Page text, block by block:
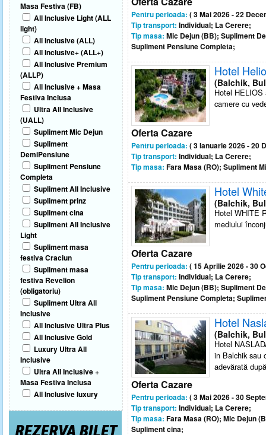
Masa Festiva (FB)
All Inclusive Light (ALL
light)
All Inclusive (ALL)
All Inclusive+ (ALL+)
All Inclusive Premium
(ALLP)
All Inclusive + Masa
Festiva Inclusa
Ultra All Inclusive
(UALL)
Supliment Mic Dejun
Supliment
DemiPensiune
Supliment Pensiune
Completa
Supliment All Inclusive
Supliment prinz
Supliment cina
Supliment All Inclusive
Light
Supliment masa
festiva Craciun
Supliment masa
festiva Revelion
(obligatoriu)
Supliment Ultra All
Inclusive
All Inclusive Ultra Plus
All Inclusive Gold
Luxury Ultra All
Inclusive
Ultra All Inclusive +
Masa Festiva Inclusa
All Inclusive luxury
Pentru perioada: ( 3 Mai 2026 - 22
Tip transport: Individual; La Cerere;
Tip masa: Mic Dejun (BB); Supliment
Supliment Pensiune Completa;
Hotel
(Balchik,
Hotel HELIOS
camere cu
Oferta Cazare
Pentru perioada: ( 3 Ianuarie 2026 - 20
Tip transport: Individual; La Cerere;
Tip masa: Fara Masa (RO); Supliment
Hotel
(Balchik,
Hotel WHITE
mediului
Oferta Cazare
Pentru perioada: ( 15 Aprilie 2026 - 30
Tip transport: Individual; La Cerere;
Tip masa: Mic Dejun (BB); Supliment
Supliment Pensiune Completa;
Hotel
(Balchik,
Hotel
in Balchik sau
adevărată
Oferta Cazare
Pentru perioada: ( 3 Mai 2026 - 30
Tip transport: Individual; La Cerere;
Tip masa: Fara Masa (RO); Mic Dejun
Supliment cina;